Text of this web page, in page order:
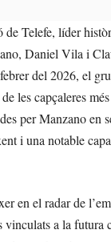
Telefe, líder
Daniel Vila i
del 2026, el
les capçaleres
per Manzano en
i una notable
en el radar de
a la